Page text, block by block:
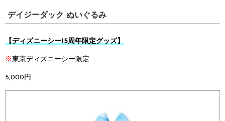
デイジーダック ぬいぐるみ
【ディズニーシー15周年限定グッズ】
※東京ディズニーシー限定
5,000円